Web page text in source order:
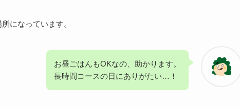
になっています。
お昼ごはんもOKなの、助かります。
長時間コースの日にありがたい…！